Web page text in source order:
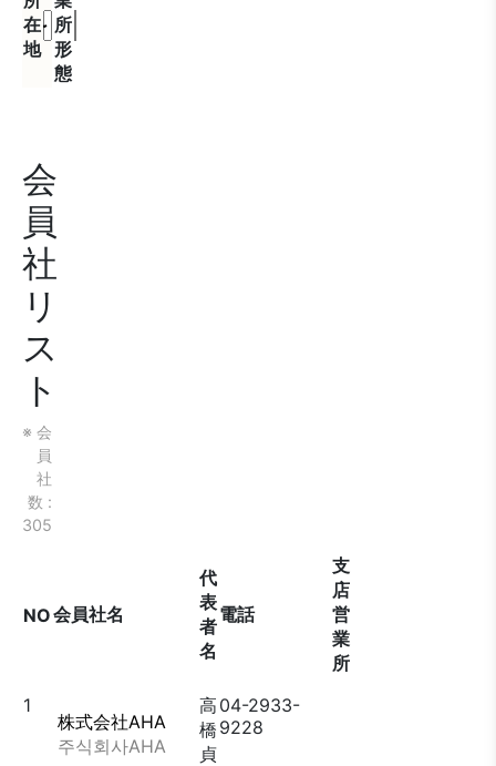
在
地
所
形
態
会
員
社
リ
ス
ト
※ 会
員
社
数 :
305
NO会員社名
代
表
者
名
電話
支
店
営
業
所
1
株式会社AHA
주식회사AHA
高
橋
貞
04-2933-
9228